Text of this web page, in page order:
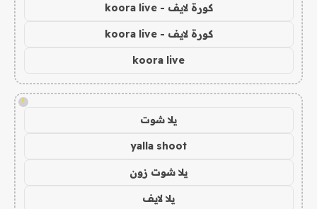
كورة لايف - koora live
كورة لايف - koora live
koora live
!
يلا شوت
yalla shoot
يلا شوت زون
يلا لايف